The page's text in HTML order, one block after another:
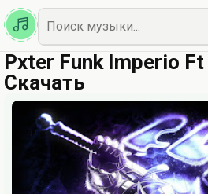
Казахская
Наш Топ
Pxter Funk Imperio
Скачать